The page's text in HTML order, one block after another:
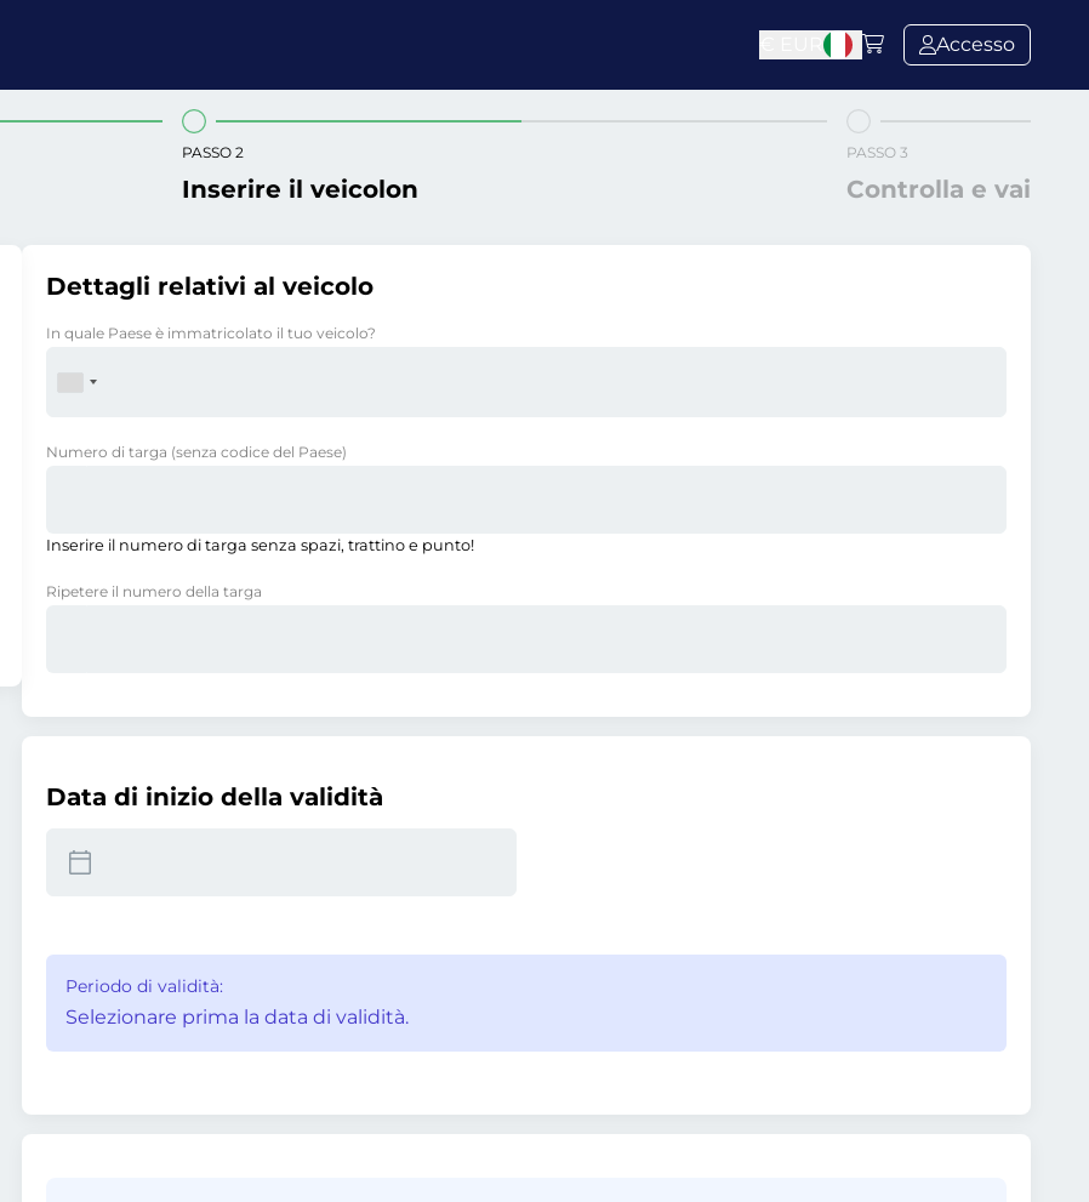
Accesso
PASSO 2
Inserire il veicolon
PASSO 3
Controlla e vai
Dettagli relativi al veicolo
In quale Paese è immatricolato il tuo veicolo?
Numero di targa (senza codice del Paese)
Inserire il numero di targa senza spazi, trattino e punto!
Ripetere il numero della targa
Data di inizio della validità
Periodo di validità:
Selezionare prima la data di validità.